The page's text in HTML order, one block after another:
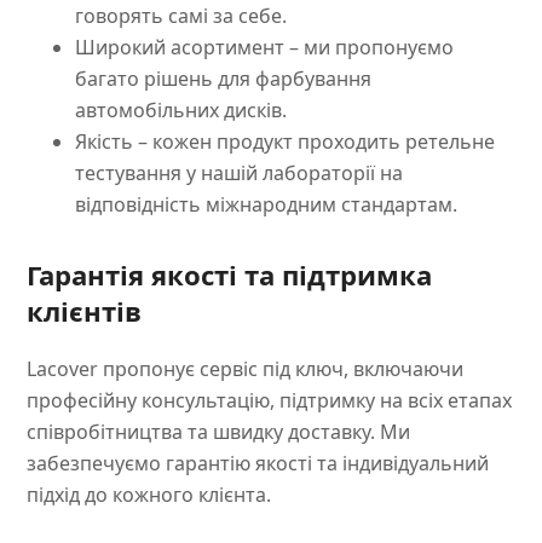
говорять самі за себе.
Широкий асортимент – ми пропонуємо
багато рішень для фарбування
автомобільних дисків.
Якість – кожен продукт проходить ретельне
тестування у нашій лабораторії на
відповідність міжнародним стандартам.
Гарантія якості та підтримка
клієнтів
Lacover пропонує сервіс під ключ, включаючи
професійну консультацію, підтримку на всіх етапах
співробітництва та швидку доставку. Ми
забезпечуємо гарантію якості та індивідуальний
підхід до кожного клієнта.